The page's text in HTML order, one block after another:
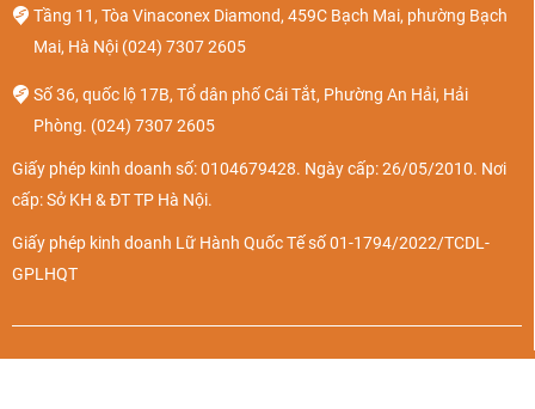
Tầng 11, Tòa Vinaconex Diamond, 459C Bạch Mai, phường Bạch
Mai, Hà Nội (024) 7307 2605
Số 36, quốc lộ 17B, Tổ dân phố Cái Tắt, Phường An Hải, Hải
Phòng. (024) 7307 2605
Giấy phép kinh doanh số: 0104679428. Ngày cấp: 26/05/2010. Nơi
cấp: Sở KH & ĐT TP Hà Nội.
Giấy phép kinh doanh Lữ Hành Quốc Tế số 01-1794/2022/TCDL-
GPLHQT